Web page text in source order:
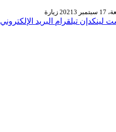
2021
3 زيارة
لينكدإن تيلقرام البريد الإلكتروني